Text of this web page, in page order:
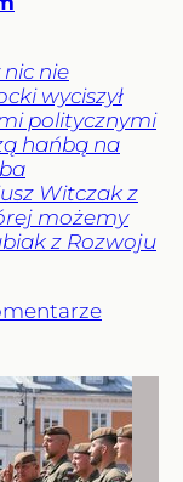
nie
wyciszył
politycznymi
hańbą na
Witczak z
możemy
z Rozwoju